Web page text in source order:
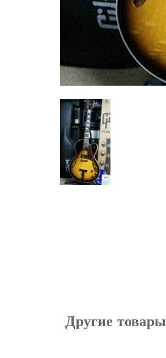
Другие товары